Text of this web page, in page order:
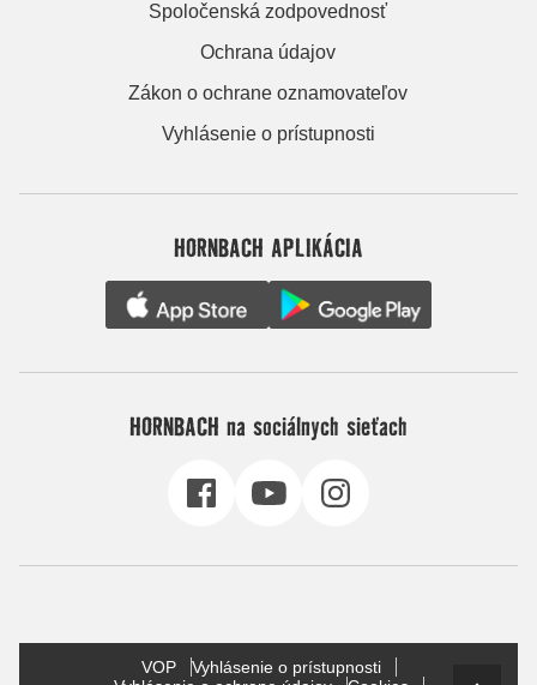
Spoločenská zodpovednosť
Ochrana údajov
Zákon o ochrane oznamovateľov
Vyhlásenie o prístupnosti
HORNBACH APLIKÁCIA
HORNBACH na sociálnych sieťach
VOP
Vyhlásenie o prístupnosti